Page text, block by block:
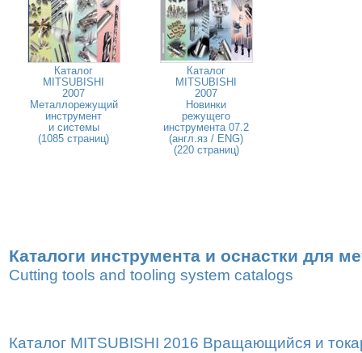
Каталог
MITSUBISHI
2007
Металлорежущий
инструмент
и системы
(1085 страниц)
Каталог
MITSUBISHI
2007
Новинки
режущего
инструмента 07.2
(англ.яз / ENG)
(220 страниц)
Каталоги инструмента и оснастки для
Cutting tools and tooling system catalogs
Каталог MITSUBISHI 2016 Вращающийся и